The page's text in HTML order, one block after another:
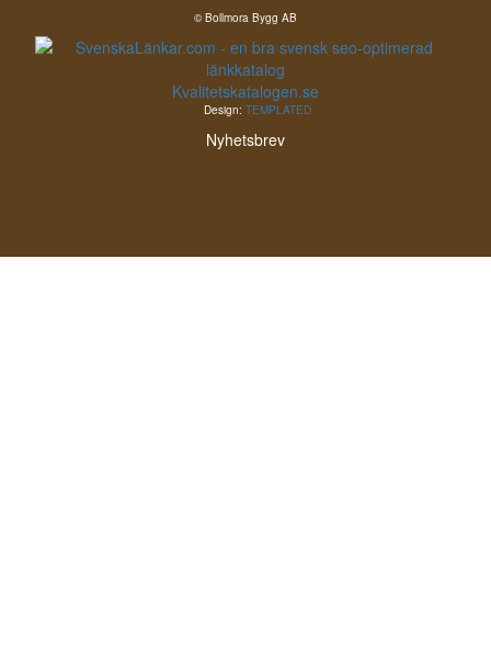
© Bollmora Bygg AB
Kvalitetskatalogen.se
Design: TEMPLATED
Nyhetsbrev